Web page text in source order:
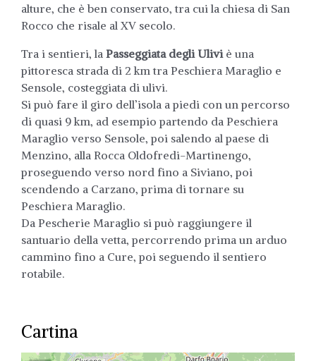
alture, che è ben conservato, tra cui la chiesa di San
Rocco che risale al XV secolo.
Tra i sentieri, la Passeggiata degli Ulivi è una
pittoresca strada di 2 km tra Peschiera Maraglio e
Sensole, costeggiata di ulivi.
Si può fare il giro dell’isola a piedi con un percorso
di quasi 9 km, ad esempio partendo da Peschiera
Maraglio verso Sensole, poi salendo al paese di
Menzino, alla Rocca Oldofredi-Martinengo,
proseguendo verso nord fino a Siviano, poi
scendendo a Carzano, prima di tornare su
Peschiera Maraglio.
Da Pescherie Maraglio si può raggiungere il
santuario della vetta, percorrendo prima un arduo
cammino fino a Cure, poi seguendo il sentiero
rotabile.
Cartina